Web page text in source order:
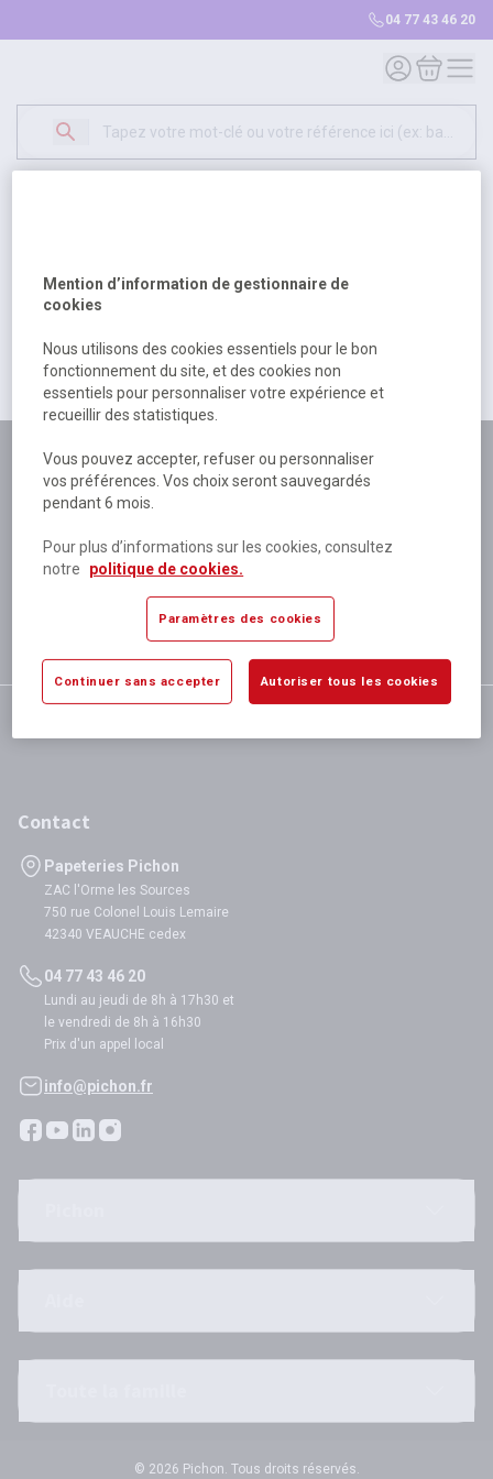
04 77 43 46 20
Mon compte
Mon
500
excuser pour la gêne occasionée.
Retour Retour à l'accueil
Plus de 180 personnes
à votre écoute
Plus de 80 000 références
disponibles
Expédition le jour même
si validation avant 12h
satisfaction totale
Contact
Papeteries Pichon
ZAC l'Orme les Sources
750 rue Colonel Louis Lemaire
42340 VEAUCHE cedex
04 77 43 46 20
Lundi au jeudi de 8h à 17h30 et
le vendredi de 8h à 16h30
Prix d'un appel local
info@pichon.fr
© 2026 Pichon. Tous droits réservés.
Mention d’information de gestionnaire de
cookies
Nous utilisons des cookies essentiels pour le bon
fonctionnement du site, et des cookies non
essentiels pour personnaliser votre expérience et
recueillir des statistiques.
Vous pouvez accepter, refuser ou personnaliser
vos préférences. Vos choix seront sauvegardés
pendant 6 mois.
Pour plus d’informations sur les cookies, consultez
notre
politique de cookies.
Paramètres des cookies
Continuer sans accepter Autoriser tous les cookies